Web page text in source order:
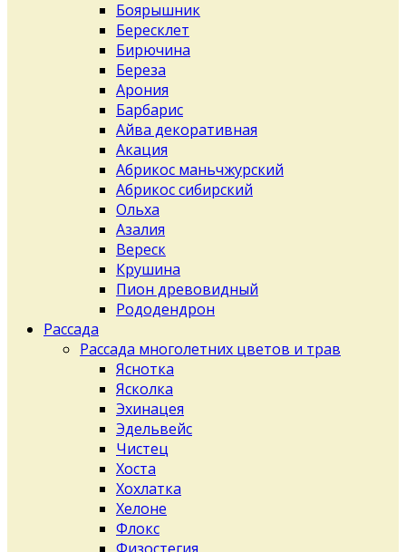
Боярышник
Бересклет
Бирючина
Береза
Арония
Барбарис
Айва декоративная
Акация
Абрикос маньчжурский
Абрикос сибирский
Ольха
Азалия
Вереск
Крушина
Пион древовидный
Рододендрон
Рассада
Рассада многолетних цветов и трав
Яснотка
Ясколка
Эхинацея
Эдельвейс
Чистец
Хоста
Хохлатка
Хелоне
Флокс